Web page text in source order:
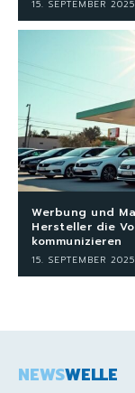
15. SEPTEMBER 2025
Werbung und
Hersteller die
kommunizieren
15. SEPTEMBER 2025
NEWSWELLE